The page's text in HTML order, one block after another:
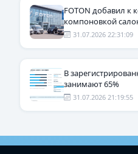
FOTON добавил к
компоновкой
31.07.2026 22:31:09
В
занимают 65%
31.07.2026 21:19:55